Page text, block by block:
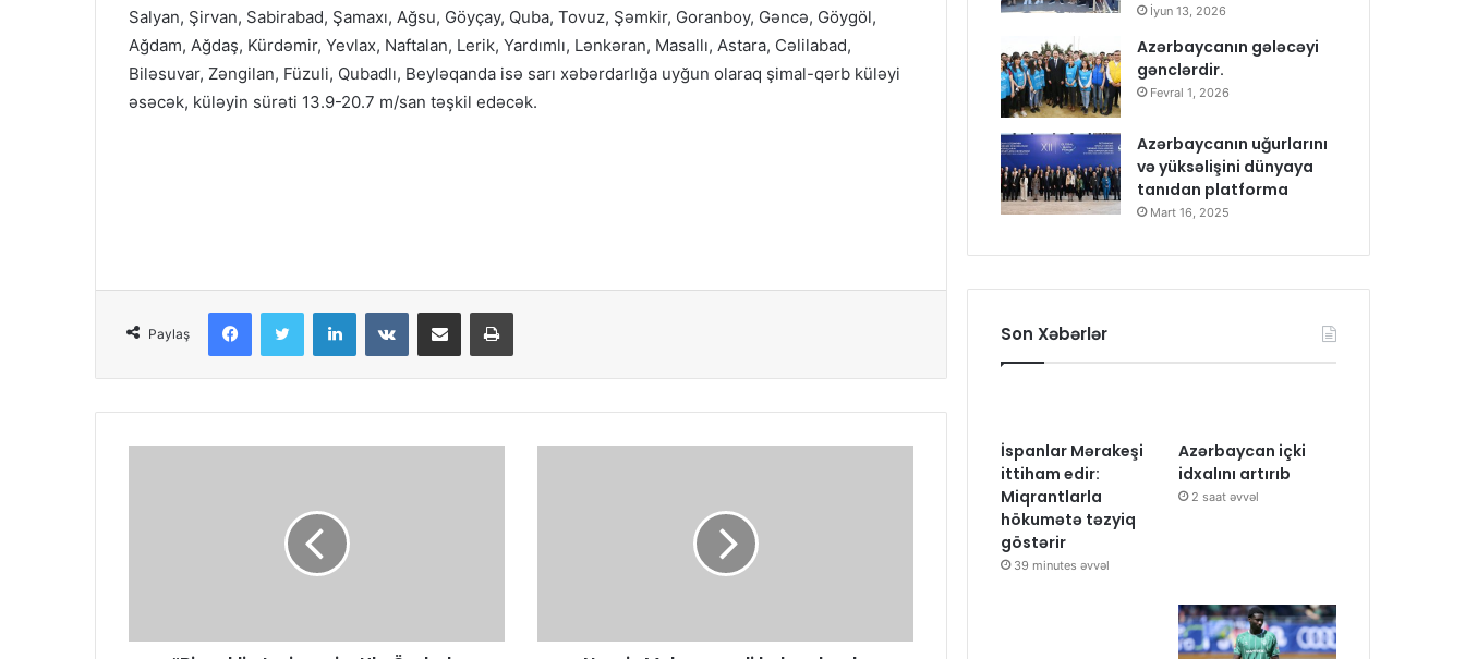
Salyan, Şirvan, Sabirabad, Şamaxı, Ağsu, Göyçay, Quba, Tovuz, Şəmkir, Goranboy, Gəncə, Göygöl,
Ağdam, Ağdaş, Kürdəmir, Yevlax, Naftalan, Lerik, Yardımlı, Lənkəran, Masallı, Astara, Cəlilabad,
Biləsuvar, Zəngilan, Füzuli, Qubadlı, Beyləqanda isə sarı xəbərdarlığa uyğun olaraq şimal-qərb küləyi
əsəcək, küləyin sürəti 13.9-20.7 m/san təşkil edəcək.
Paylaş
İyun 13, 2026
Azərbaycanın gələcəyi
gənclərdir.
Fevral 1, 2026
Azərbaycanın uğurlarını
və yüksəlişini dünyaya
tanıdan platforma
Mart 16, 2025
Son Xəbərlər
İspanlar Mərakeşi
ittiham edir:
Miqrantlarla
hökumətə təzyiq
göstərir
39 minutes əvvəl
Azərbaycan içki
idxalını artırıb
2 saat əvvəl